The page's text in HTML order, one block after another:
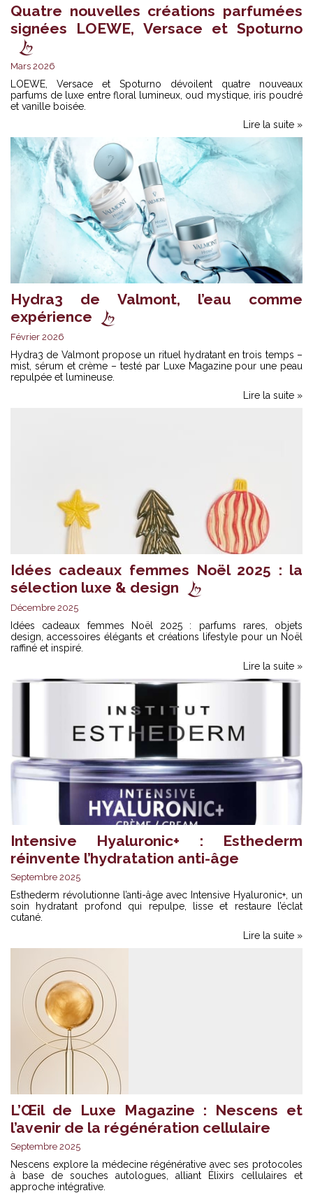
Quatre nouvelles créations parfumées
signées LOEWE, Versace et Spoturno
Mars 2026
LOEWE, Versace et Spoturno dévoilent quatre nouveaux
parfums de luxe entre floral lumineux, oud mystique, iris poudré
et vanille boisée.
Lire la suite »
Hydra3 de Valmont, l’eau comme
expérience
Février 2026
Hydra3 de Valmont propose un rituel hydratant en trois temps –
mist, sérum et crème – testé par Luxe Magazine pour une peau
repulpée et lumineuse.
Lire la suite »
Idées cadeaux femmes Noël 2025 : la
sélection luxe & design
Décembre 2025
Idées cadeaux femmes Noël 2025 : parfums rares, objets
design, accessoires élégants et créations lifestyle pour un Noël
raffiné et inspiré.
Lire la suite »
Intensive Hyaluronic+ : Esthederm
réinvente l’hydratation anti-âge
Septembre 2025
Esthederm révolutionne l’anti-âge avec Intensive Hyaluronic+, un
soin hydratant profond qui repulpe, lisse et restaure l’éclat
cutané.
Lire la suite »
L’Œil de Luxe Magazine : Nescens et
l’avenir de la régénération cellulaire
Septembre 2025
Nescens explore la médecine régénérative avec ses protocoles
à base de souches autologues, alliant Élixirs cellulaires et
approche intégrative.